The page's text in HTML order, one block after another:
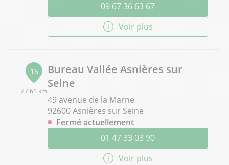
09 67 36 63 67
Voir plus
16
27.61 km
Bureau Vallée Asnières sur
Seine
49 avenue de la Marne
92600 Asnières sur Seine
Fermé actuellement
01 47 33 03 90
Voir plus